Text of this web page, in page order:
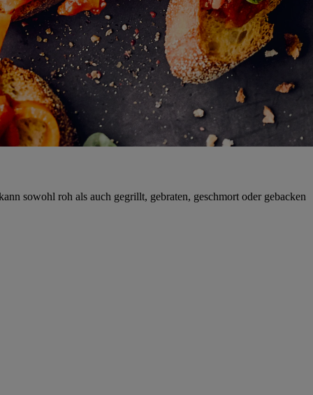
sowohl roh als auch gegrillt, gebraten, geschmort oder gebacken